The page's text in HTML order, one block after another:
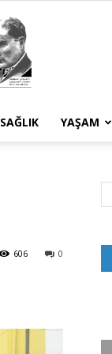
SAĞLIK YAŞAM
0
606